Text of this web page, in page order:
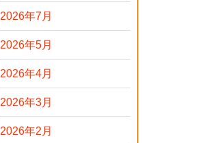
2026年7月
2026年5月
2026年4月
2026年3月
2026年2月